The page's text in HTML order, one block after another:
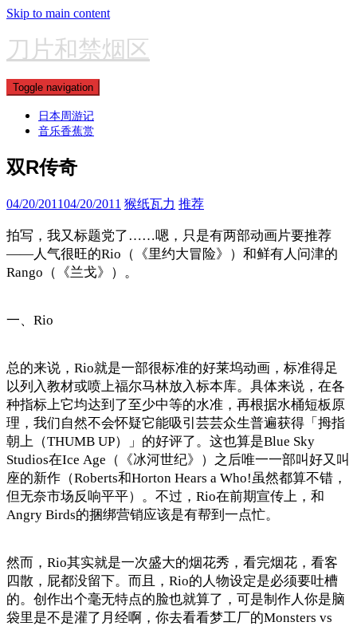
Skip to main content
刀片和禁烟区
Toggle navigation
日本周游记
音乐香蕉赏
双R传奇
04/20/201104/20/2011 猴纸瓦力 推荐
拍写，我又标题党了……嗯，只是有两部动画片要推荐
——人气很旺的Rio（《里约大冒险》）和鲜有人问津的
Rango（《兰戈》）。
一、Rio
总的来说，Rio就是一部很标准的好莱坞动画，标准得足
以列入教材或喷上福尔马林放入标本库。具体来说，在各
种指标上它均达到了至少中等的水准，再根据水桶短板原
理，我们自然不会怀疑它能吸引芸芸众生普遍获得「拇指
朝上（THUMB UP）」的好评了。这也算是Blue Sky
Studios在Ice Age（《冰河世纪》）之后唯一一部叫好又叫
座的新作（Roberts和Horton Hears a Who!虽然都算不错，
但无奈市场反响平平）。不过，Rio在前期宣传上，和
Angry Birds的捆绑营销应该是有帮到一点忙。
然而，Rio其实就是一次盛大的烟花秀，看完烟花，看客
四散，屁都没留下。而且，Rio的人物设定是必须要吐槽
的。创作出个毫无特点的脸也就算了，可是制作人你是脑
袋里是不是灌了月经啊，你去看看梦工厂的Monsters vs